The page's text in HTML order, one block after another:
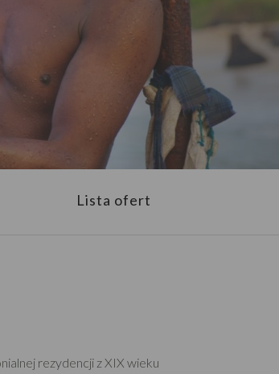
Lista ofert
rezydencji z XIX wieku